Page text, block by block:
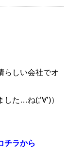
らしい会社でオ
た…ね(;’∀’)）
チラから